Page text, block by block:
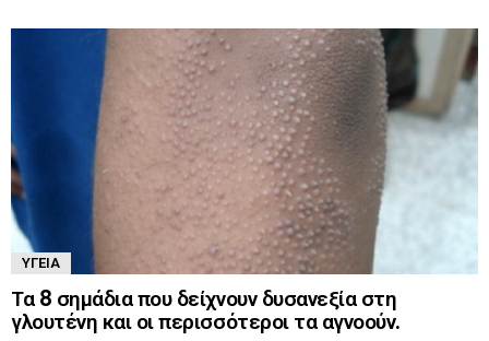
ΥΓΕΊΑ
Τα 8 σημάδια που δείχνουν δυσανεξία στη
γλουτένη και οι περισσότεροι τα αγνοούν.